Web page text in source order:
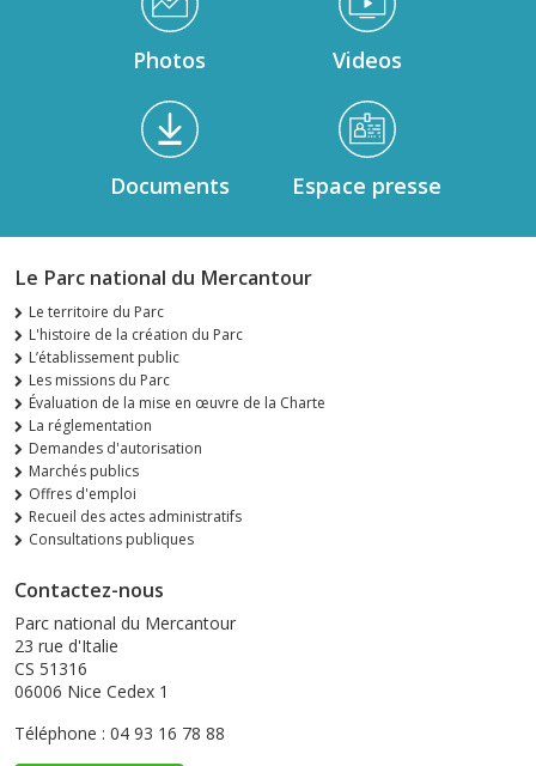
Photos Videos
Documents Espace presse
Le Parc national du Mercantour
Le territoire du Parc
L'histoire de la création du Parc
L’établissement public
Les missions du Parc
Évaluation de la mise en œuvre de la Charte
La réglementation
Demandes d'autorisation
Marchés publics
Offres d'emploi
Recueil des actes administratifs
Consultations publiques
Contactez-nous
Parc national du Mercantour
23 rue d'Italie
CS 51316
06006 Nice Cedex 1
Téléphone : 04 93 16 78 88